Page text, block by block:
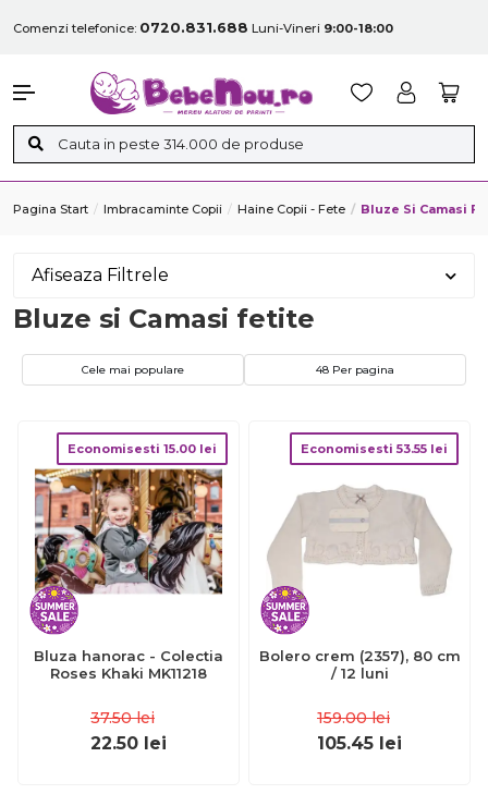
Comenzi telefonice: 0720.831.688 Luni-Vineri 9:00-18:00
Pagina Start Imbracaminte Copii Haine Copii - Fete Bluze Si Camasi
Afiseaza Filtrele
Bluze si Camasi fetite
Cele mai populare 48 Per pagina
Economisesti 15.00 lei
Bluza hanorac - Colectia
Roses Khaki MK11218
37.50 lei
22.50 lei
Economisesti 53.55 lei
Bolero crem (2357), 80 cm
/ 12 luni
159.00 lei
105.45 lei